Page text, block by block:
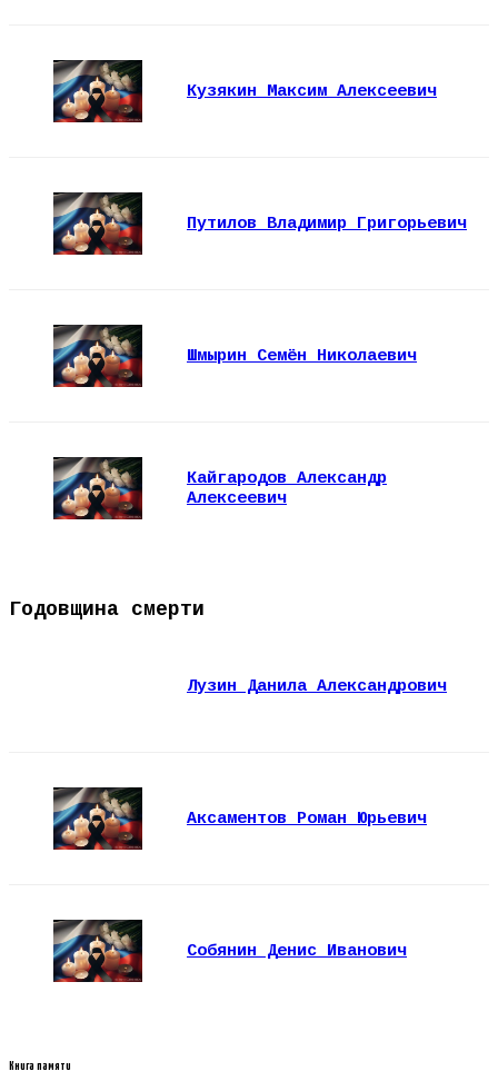
Кузякин Максим Алексеевич
Путилов Владимир Григорьевич
Шмырин Семён Николаевич
Кайгародов Александр
Алексеевич
Годовщина смерти
Лузин Данила Александрович
Аксаментов Роман Юрьевич
Собянин Денис Иванович
Книга памяти